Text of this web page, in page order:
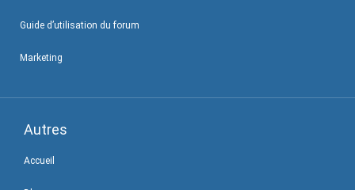
Guide d’utilisation du forum
Marketing
Autres
Accueil